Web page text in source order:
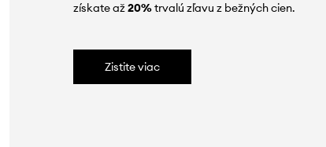
získate až20%trvalú zľavu z bežných cien.
Zistite viac